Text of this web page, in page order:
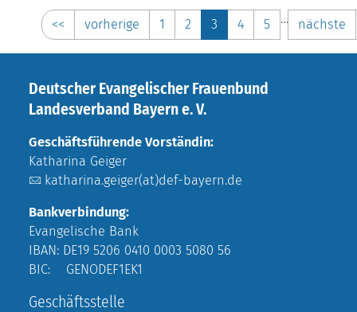
<< vorherige 1 2 3 4 5 … nächste
Deutscher Evangelischer Frauenbund
Landesverband Bayern e. V.
Geschäftsführende Vorständin:
Katharina Geiger
katharina.geiger(at)def-bayern.de
Bankverbindung:
Evangelische Bank
IBAN: DE19 5206 0410 0003 5080 56
BIC: GENODEF1EK1
Geschäftsstelle